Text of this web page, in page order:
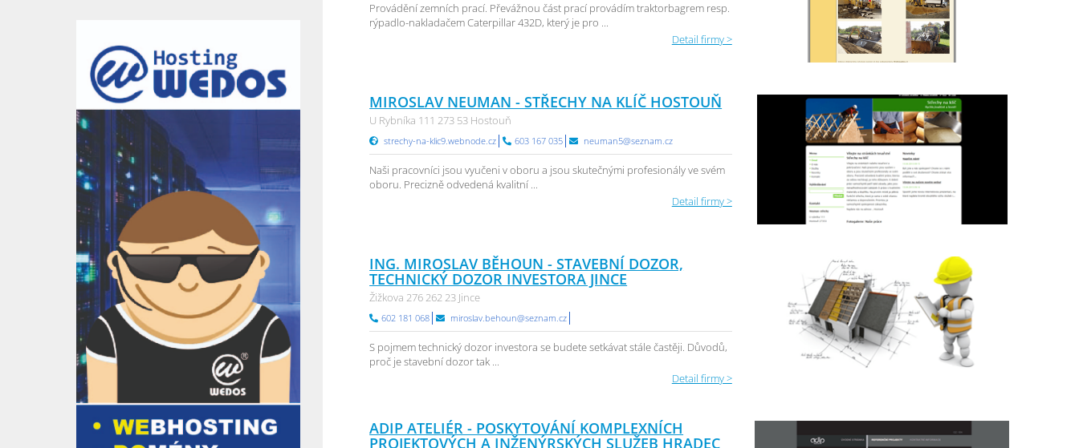
Provádění zemních prací. Převážnou část prací provádím traktorbagrem resp.
rýpadlo-nakladačem Caterpillar 432D, který je pro ...
Detail firmy >
MIROSLAV NEUMAN - STŘECHY NA KLÍČ HOSTOUŇ
U Rybníka 111 273 53 Hostouň
strechy-na-klic9.webnode.cz 603 167 035 neuman5@seznam.cz
Naši pracovníci jsou vyučeni v oboru a jsou skutečnými profesionály ve svém
oboru. Precizně odvedená kvalitní ...
Detail firmy >
ING. MIROSLAV BĚHOUN - STAVEBNÍ DOZOR,
TECHNICKÝ DOZOR INVESTORA JINCE
Žižkova 276 262 23 Jince
602 181 068 miroslav.behoun@seznam.cz
S pojmem technický dozor investora se budete setkávat stále častěji. Důvodů,
proč je stavební dozor tak ...
Detail firmy >
ADIP ATELIÉR - POSKYTOVÁNÍ KOMPLEXNÍCH
PROJEKTOVÝCH A INŽENÝRSKÝCH SLUŽEB HRADEC